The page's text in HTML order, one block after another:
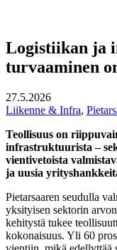
Logistiikan ja
turvaaminen
27.5.2026
Liikenne & Infra,
Teollisuus on
infrastruktuurista –
vientivetoista
ja uusia
Pietarsaaren seudulla
yksityisen sektorin
kehitystä tukee
kokonaisuus. Yli 60